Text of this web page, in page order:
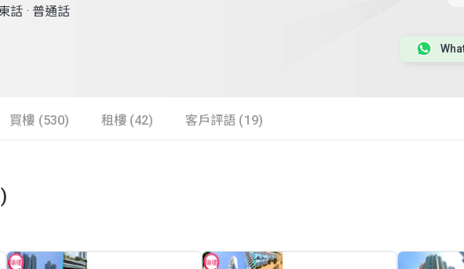
話 · 普通話
買樓 (530) 租樓 (42) 客戶評語 (19)